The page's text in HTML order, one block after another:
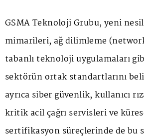
GSMA Teknoloji Grubu, yeni
mimarileri, ağ dilimleme
tabanlı teknoloji uygulamaları
sektörün ortak standartlarını
ayrıca siber güvenlik, kullanıcı
kritik acil çağrı servisleri ve
sertifikasyon süreçlerinde de bu